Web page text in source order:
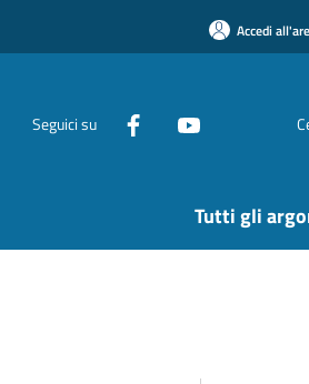
Accedi
Seguici su
Tutti gli